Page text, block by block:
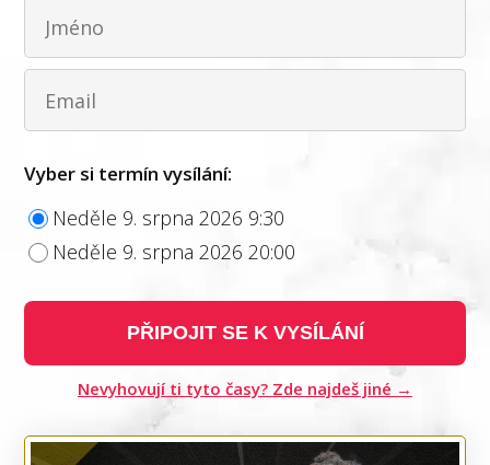
Vyber si termín vysílání:
Neděle 9. srpna 2026 9:30
Neděle 9. srpna 2026 20:00
PŘIPOJIT SE K VYSÍLÁNÍ
Nevyhovují ti tyto časy? Zde najdeš jiné →
Video